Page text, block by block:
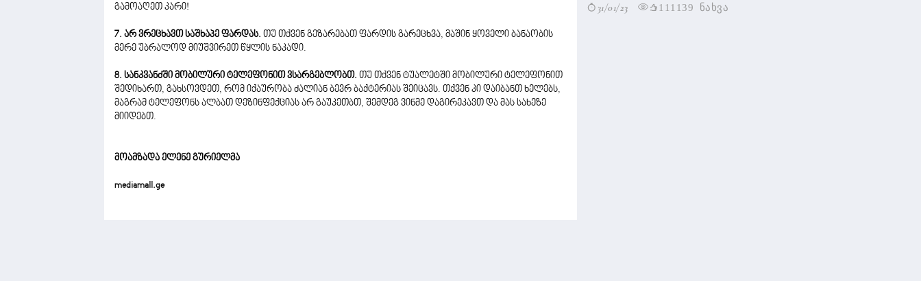
გამოაღეთ კარი!
7. არ ვრეცხავთ საშხაპე ფარდას. თუ თქვენ გეზარებათ ფარდის გარეცხვა, მაშინ ყოველი ბანაობის
მერე უბრალოდ მიუშვირეთ წყლის ნაკადი.
8. სანკვანძში მობილური ტელეფონით ვსარგებლობთ. თუ თქვენ ტუალეტში მობილური ტელეფონით
შედიხართ, გახსოვდეთ, რომ იქაურობა ძალიან ბევრ ბაქტერიას შეიცავს. თქვენ კი დაიბანთ ხელებს,
მაგრამ ტელეფონს ალბათ დეზინფექციას არ გაუკეთბთ, შემდეგ ვინმე დაგირეკავთ და მას სახეზე
მიიდებთ.
მოამზადა ელენე გურიელმა
mediamall.ge
31/01/23 111139 ნახვა